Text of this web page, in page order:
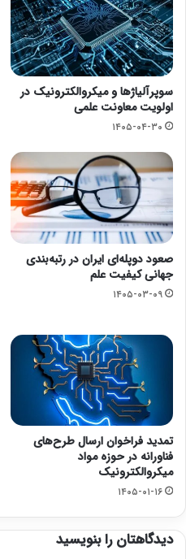
سوپرآلیاژها و میکروالکترونیک در
اولویت معاونت علمی
۱۴۰۵-۰۴-۳۰
صعود دوپله‌ای ایران در رتبه‌بندی
جهانی کیفیت علم
۱۴۰۵-۰۳-۰۹
تمدید فراخوان ارسال طرح‌های
فناورانه در حوزه مواد
میکروالکترونیک
۱۴۰۵-۰۱-۱۶
دیدگاهتان را بنویسید